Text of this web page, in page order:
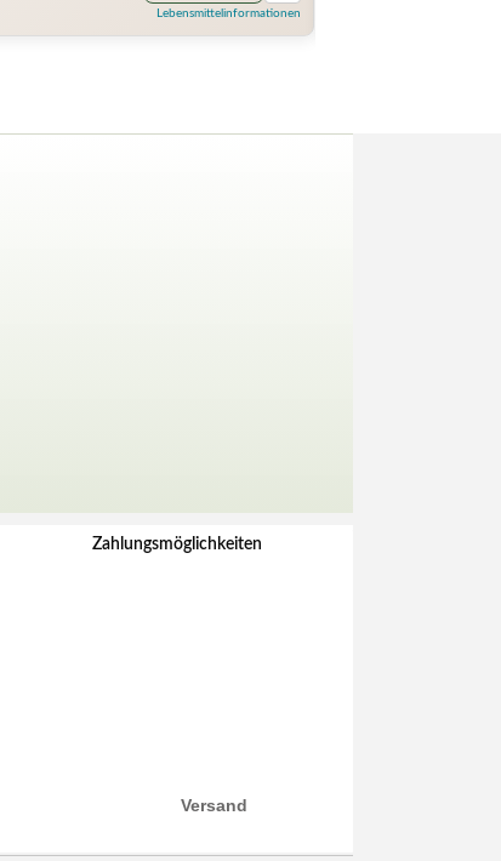
Lebensmittelinformationen
Zahlungsmöglichkeiten
Versand